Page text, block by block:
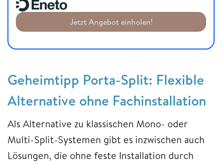
Jetzt Angebot einholen!
Geheimtipp Porta-Split: Flexible
Alternative ohne Fachinstallation
Als Alternative zu klassischen Mono- oder
Multi-Split-Systemen gibt es inzwischen auch
Lösungen, die ohne feste Installation durch